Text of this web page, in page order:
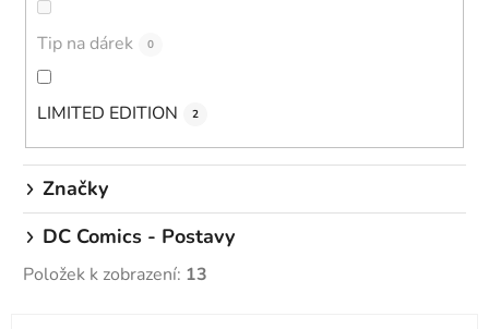
Tip na dárek 0
LIMITED EDITION 2
Značky
DC Comics - Postavy
Položek k zobrazení: 13